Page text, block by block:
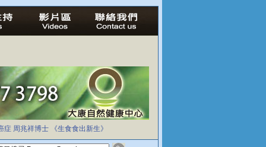
症 周兆祥博士 《生食食出新生》